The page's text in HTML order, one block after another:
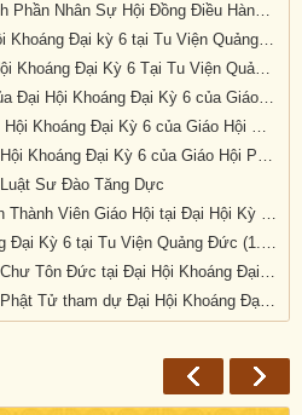
Quyết Định Chuẩn Y Thành Phần Nhân Sự Hội Đồng Điều Hành Nhiệm Kỳ VI (2019-2023)
Hình Ảnh Chuẩn Bị Đại Hội Khoáng Đại kỳ 6 tại Tu Viện Quảng Đức, Melbourne, Úc Châu (hình chụp trưa Thứ Sáu, 20-9-2019)
Hình Ảnh Công Quả Đại Hội Khoáng Đại Kỳ 6 Tại Tu Viện Quảng Đức
Hình ảnh ngày thứ nhất của Đại Hội Khoáng Đại Kỳ 6 của Giáo Hội PGVNTNHN tại UĐL-TTL ( Thứ Sáu, ngày 20/09/2019)
Hình ảnh Lễ Khai Mạc Đại Hội Khoáng Đại Kỳ 6 của Giáo Hội Phật Giáo Việt Nam Thống Nhất Hải Ngoại tại Úc Đại Lợi Tân Tây Lan (10.30am Thứ Bảy 21-9-2019)
Hình ảnh lưu niệm tại Đại Hội Khoáng Đại Kỳ 6 của Giáo Hội Phật Giáo Việt Nam Thống Nhất Hải Ngoại tại Úc Đại Lợi Tân Tây Lan (10.30am Thứ Bảy 21-9-2019)
Sư Đào Tăng Dực
Hình ảnh Đại Biểu Tự Viện Thành Viên Giáo Hội tại Đại Hội Kỳ 6 được tổ chức tại Tu Viện Quảng Đức, Melbourne, Victoria, trong 3 ngày 20, 21 và 22 tháng 9 năm 2019
Lễ Bế Mạc Đại Hội Khoáng Đại Kỳ 6 tại Tu Viện Quảng Đức (1.pm-2.30pm, chiều chủ nhật 22-9-2019)
Hình Chân Dung Đại Biểu Chư Tôn Đức tại Đại Hội Khoáng Đại kỳ 6 của Giáo Hội Phật Giáo Việt Nam Thống Nhất Hải Ngoại tại Úc Đại Lợi-Tân Tây Lan, được tổ chức tại Tu Viện Quảng Đức, Melbourne, Victoria, trong 3 ngày 20, 21 và 22 tháng 9 năm 2019
Hình Chân Dung Đại Biểu Phật Tử tham dự Đại Hội Khoáng Đại Kỳ 6 của Giáo Hội Phật Giáo Việt Nam Thống Nhất Hải Ngoại tại Úc Đại Lợi-Tân Tây Lan, được tổ chức tại Tu Viện Quảng Đức, Melbourne, Victoria, trong 3 ngày 20, 21 và 22 tháng 9 năm 2019